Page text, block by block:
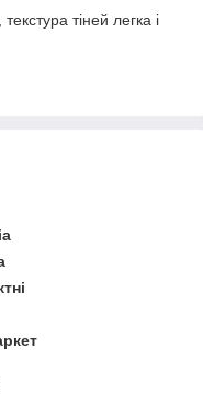
тіней легка і